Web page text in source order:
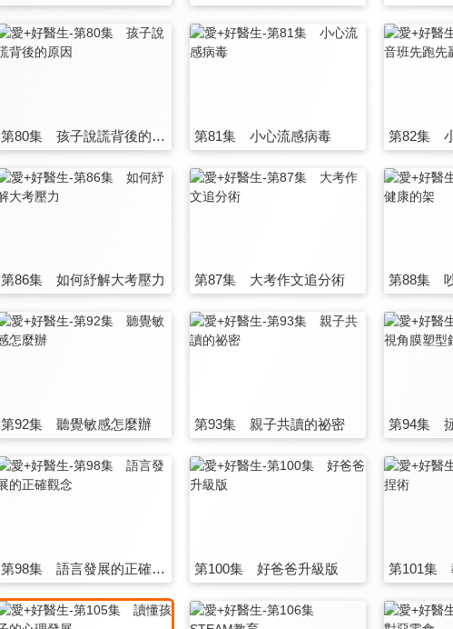
第80集 孩子說謊背後的原因 第81集 小心流感病毒
第86集 如何紓解大考壓力 第87集 大考作文追分術 第88集
第92集 聽覺敏感怎麼辦 第93集 親子共讀的祕密
第98集 語言發展的正確觀念 第100集 好爸爸升級版 第101集